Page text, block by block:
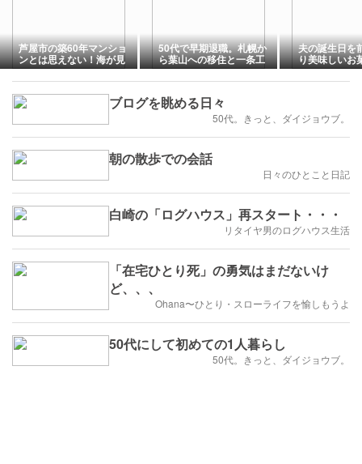
芦屋市の築60年マンショ
ンとは思えない！海が見
える終活リノベ実例
50代で早期退職。札幌か
ら葉山への移住と一条工
務店を選んだ理由。宿泊
体験レビューも！
夫の誕生日を
り美味しいお
き・・
ブログを眺める日々
50代。きっと、ダイジョウブ。
朝の散歩での会話
日々のひとこと日記
白崎の「ログハウス」再スタート・・・
リタイヤ男のログハウス生活
「在宅ひとり死」の勇気はまだないけ
ど、、、
Ohana〜ひとり・スローライフを愉しもうよ
50代にして初めての1人暮らし
50代。きっと、ダイジョウブ。